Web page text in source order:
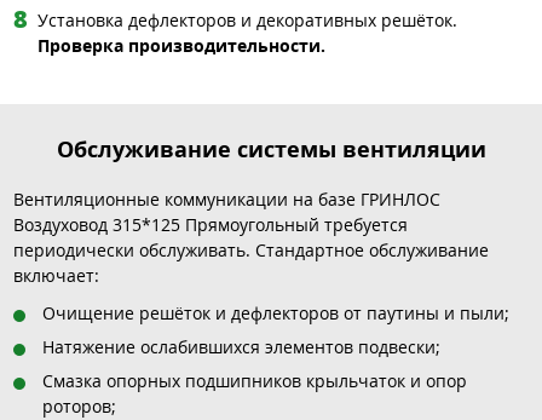
Установка дефлекторов и декоративных решёток.
Проверка производительности.
Обслуживание системы вентиляции
Вентиляционные коммуникации на базе ГРИНЛОС
Воздуховод 315*125 Прямоугольный требуется
периодически обслуживать. Стандартное обслуживание
включает:
Очищение решёток и дефлекторов от паутины и пыли;
Натяжение ослабившихся элементов подвески;
Смазка опорных подшипников крыльчаток и опор
роторов;